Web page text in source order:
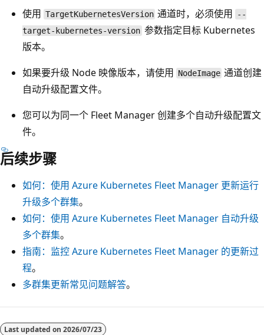
使用 TargetKubernetesVersion 通道时，必须使用
--
target-kubernetes-version 参数指定目标 Kubernetes
版本。
如果要升级 Node 映像版本，请使用 NodeImage 通道创建
自动升级配置文件。
您可以为同一个 Fleet Manager 创建多个自动升级配置文
件。
后续步骤
如何：使用 Azure Kubernetes Fleet Manager 更新运行
升级多个群集。
如何：使用 Azure Kubernetes Fleet Manager 自动升级
多个群集。
指南：监控 Azure Kubernetes Fleet Manager 的更新过
程。
多群集更新常见问题解答。
Last updated on 2026/07/23